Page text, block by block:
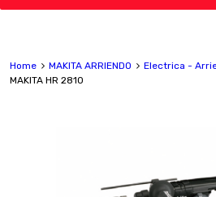
Home MAKITA ARRIENDO Electrica -
MAKITA HR 2810